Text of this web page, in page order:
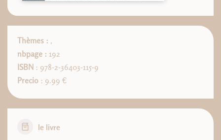
Thèmes : ,
nbpage : 192
ISBN : 978-2-36403-115-9
Precio : 9.99 €
le livre